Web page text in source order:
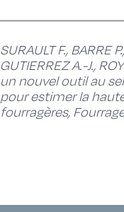
SURAULT F., BARRE
GUTIERREZ A.-J.,
un nouvel outil au
pour estimer la
fourragères,